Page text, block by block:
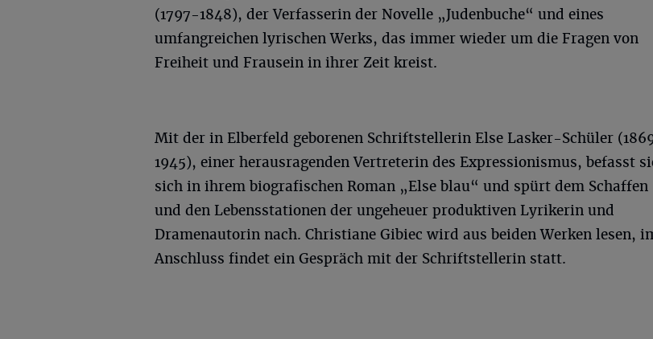
(1797-1848), der Verfasserin der Novelle „Judenbuche“ und eines
umfangreichen lyrischen Werks, das immer wieder um die Fragen von
Freiheit und Frausein in ihrer Zeit kreist.
Mit der in Elberfeld geborenen Schriftstellerin Else Lasker-Schüler
1945), einer herausragenden Vertreterin des Expressionismus, befasst
sich in ihrem biografischen Roman „Else blau“ und spürt dem Schaffen
und den Lebensstationen der ungeheuer produktiven Lyrikerin und
Dramenautorin nach. Christiane Gibiec wird aus beiden Werken lesen,
Anschluss findet ein Gespräch mit der Schriftstellerin statt.